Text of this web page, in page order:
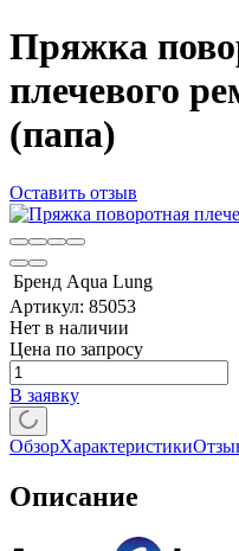
Пряжка
плечевого
(папа)
Оставить отзыв
Бренд Aqua Lung
Артикул: 85053
Нет в наличии
Цена по запросу
В заявку
ОбзорХарактеристики
Описание